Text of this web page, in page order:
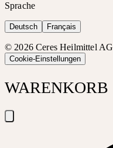
Sprache
Deutsch Français
© 2026 Ceres Heilmittel AG
Cookie-Einstellungen
WARENKORB